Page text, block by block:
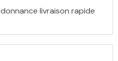
livraison rapide